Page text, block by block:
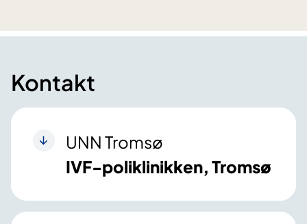
Kontakt
UNN Tromsø
IVF-poliklinikken, Tromsø